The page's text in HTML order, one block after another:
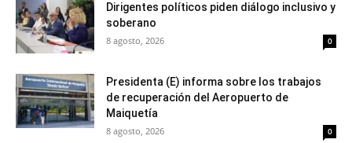
Dirigentes políticos piden diálogo inclusivo y
soberano
8 agosto, 2026 0
Presidenta (E) informa sobre los trabajos
de recuperación del Aeropuerto de
Maiquetía
8 agosto, 2026 0